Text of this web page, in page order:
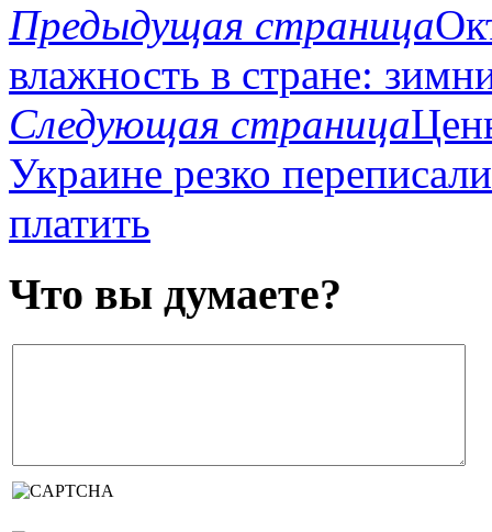
Предыдущая страница
влажность в стране:
Следующая страница
Украине резко
платить
Что вы думаете?